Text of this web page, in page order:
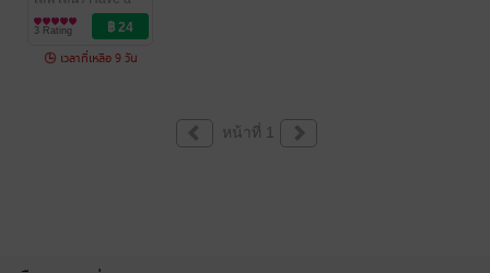
nice day
นิยายวาย Boy
Love / Yaoi
3 Rating
เวลาที่เหลือ 9 วัน
หน้าที่ 1